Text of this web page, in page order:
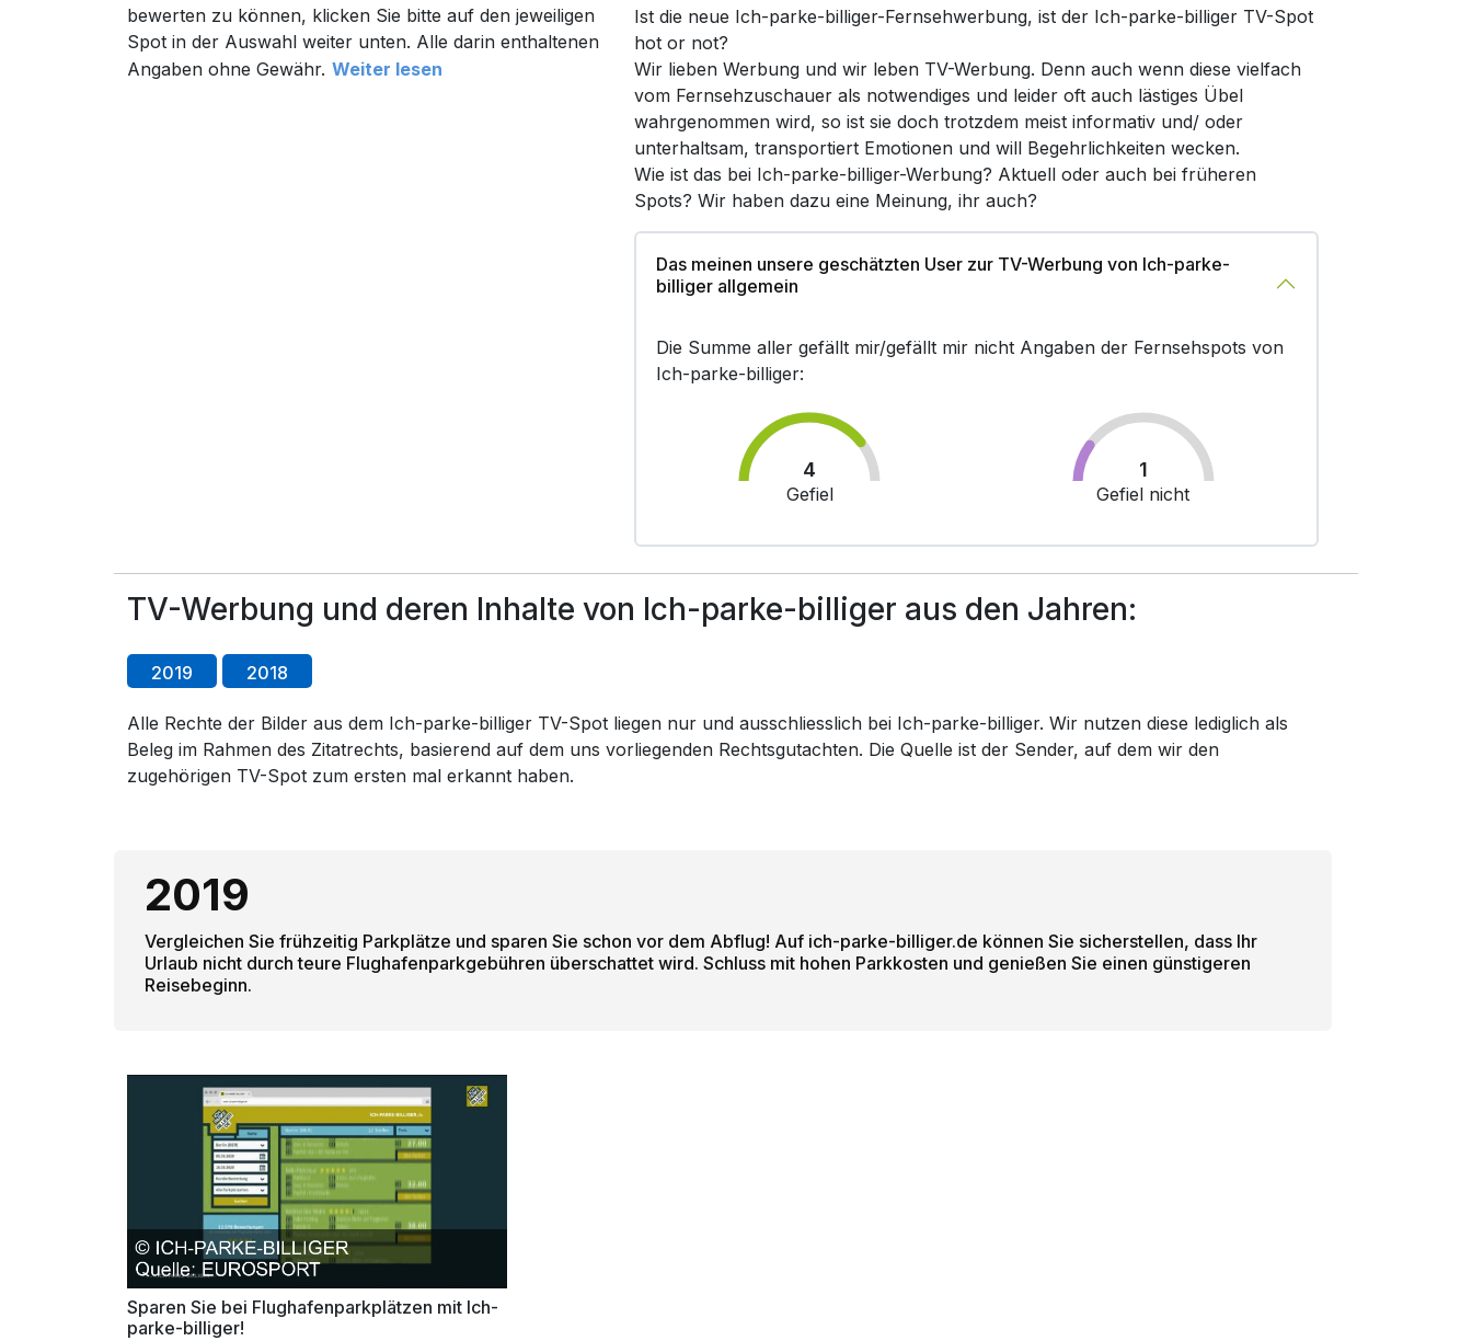
bewerten zu können, klicken Sie bitte auf den jeweiligen
Spot in der Auswahl weiter unten. Alle darin enthaltenen
Angaben ohne Gewähr. Weiter lesen
Ist die neue Ich-parke-billiger-Fernsehwerbung, ist der Ich-parke-billiger TV-Spot
hot or not?
Wir lieben Werbung und wir leben TV-Werbung. Denn auch wenn diese vielfach
vom Fernsehzuschauer als notwendiges und leider oft auch lästiges Übel
wahrgenommen wird, so ist sie doch trotzdem meist informativ und/ oder
unterhaltsam, transportiert Emotionen und will Begehrlichkeiten wecken.
Wie ist das bei Ich-parke-billiger-Werbung? Aktuell oder auch bei früheren
Spots? Wir haben dazu eine Meinung, ihr auch?
Das meinen unsere geschätzten User zur TV-Werbung von Ich-parke-
billiger allgemein
Die Summe aller gefällt mir/gefällt mir nicht Angaben der Fernsehspots von
Ich-parke-billiger:
4
Gefiel
1
Gefiel nicht
TV-Werbung und deren Inhalte von Ich-parke-billiger aus den Jahren:
2019 2018
Alle Rechte der Bilder aus dem Ich-parke-billiger TV-Spot liegen nur und ausschliesslich bei Ich-parke-billiger. Wir nutzen diese lediglich als
Beleg im Rahmen des Zitatrechts, basierend auf dem uns vorliegenden Rechtsgutachten. Die Quelle ist der Sender, auf dem wir den
zugehörigen TV-Spot zum ersten mal erkannt haben.
2019
Vergleichen Sie frühzeitig Parkplätze und sparen Sie schon vor dem Abflug! Auf ich-parke-billiger.de können Sie sicherstellen, dass Ihr
Urlaub nicht durch teure Flughafenparkgebühren überschattet wird. Schluss mit hohen Parkkosten und genießen Sie einen günstigeren
Reisebeginn.
Sparen Sie bei Flughafenparkplätzen mit Ich-
parke-billiger!